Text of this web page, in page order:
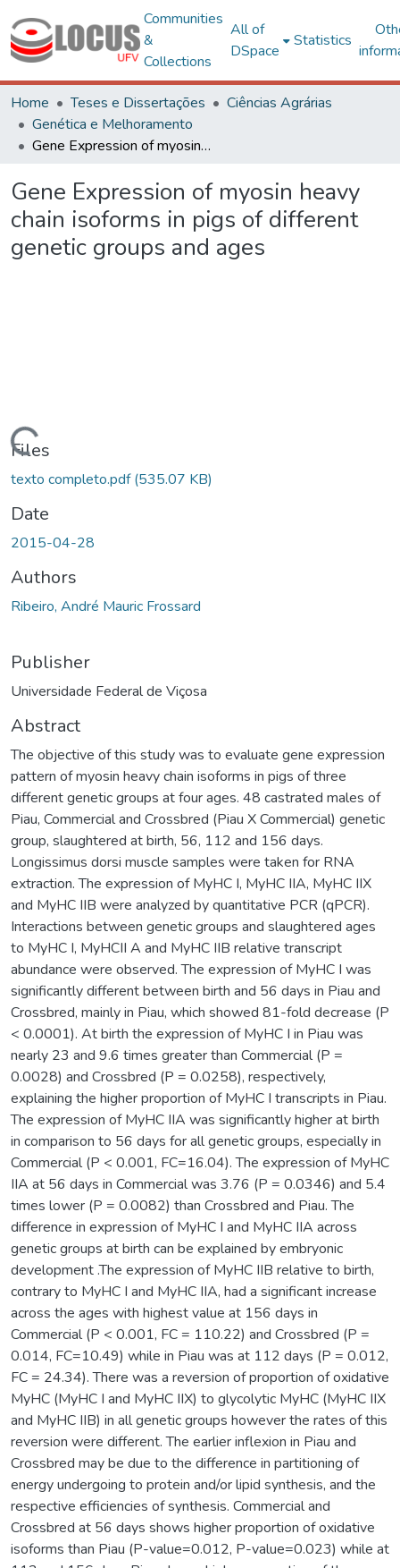
Communities
&
Collections
All of
DSpace
Statistics
Home Teses e Dissertações
Ciências Agrárias
Genética e Melhoramento
Gene Expression of myosin heavy chain isoforms in pigs of different genetic groups and ages
Gene Expression of myosin heavy
chain isoforms in pigs of different
genetic groups and ages
Files
texto completo.pdf(535.07 KB)
Date
2015-04-28
Authors
Ribeiro, André Mauric Frossard
Publisher
Universidade Federal de Viçosa
Abstract
The objective of this study was to evaluate gene expression
pattern of myosin heavy chain isoforms in pigs of three
different genetic groups at four ages. 48 castrated males of
Piau, Commercial and Crossbred (Piau X Commercial) genetic
group, slaughtered at birth, 56, 112 and 156 days.
Longissimus dorsi muscle samples were taken for RNA
extraction. The expression of MyHC I, MyHC IIA, MyHC IIX
and MyHC IIB were analyzed by quantitative PCR (qPCR).
Interactions between genetic groups and slaughtered ages
to MyHC I, MyHCII A and MyHC IIB relative transcript
abundance were observed. The expression of MyHC I was
significantly different between birth and 56 days in Piau and
Crossbred, mainly in Piau, which showed 81-fold decrease (P
< 0.0001). At birth the expression of MyHC I in Piau was
nearly 23 and 9.6 times greater than Commercial (P =
0.0028) and Crossbred (P = 0.0258), respectively,
explaining the higher proportion of MyHC I transcripts in Piau.
The expression of MyHC IIA was significantly higher at birth
in comparison to 56 days for all genetic groups, especially in
Commercial (P < 0.001, FC=16.04). The expression of MyHC
IIA at 56 days in Commercial was 3.76 (P = 0.0346) and 5.4
times lower (P = 0.0082) than Crossbred and Piau. The
difference in expression of MyHC I and MyHC IIA across
genetic groups at birth can be explained by embryonic
development .The expression of MyHC IIB relative to birth,
contrary to MyHC I and MyHC IIA, had a significant increase
across the ages with highest value at 156 days in
Commercial (P < 0.001, FC = 110.22) and Crossbred (P =
0.014, FC=10.49) while in Piau was at 112 days (P = 0.012,
FC = 24.34). There was a reversion of proportion of oxidative
MyHC (MyHC I and MyHC IIX) to glycolytic MyHC (MyHC IIX
and MyHC IIB) in all genetic groups however the rates of this
reversion were different. The earlier inflexion in Piau and
Crossbred may be due to the difference in partitioning of
energy undergoing to protein and/or lipid synthesis, and the
respective efficiencies of synthesis. Commercial and
Crossbred at 56 days shows higher proportion of oxidative
isoforms than Piau (P-value=0.012, P-value=0.023) while at